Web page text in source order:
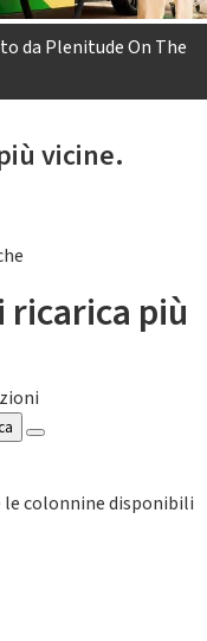
da Plenitude On The
vicine.
ricarica più
colonnine disponibili